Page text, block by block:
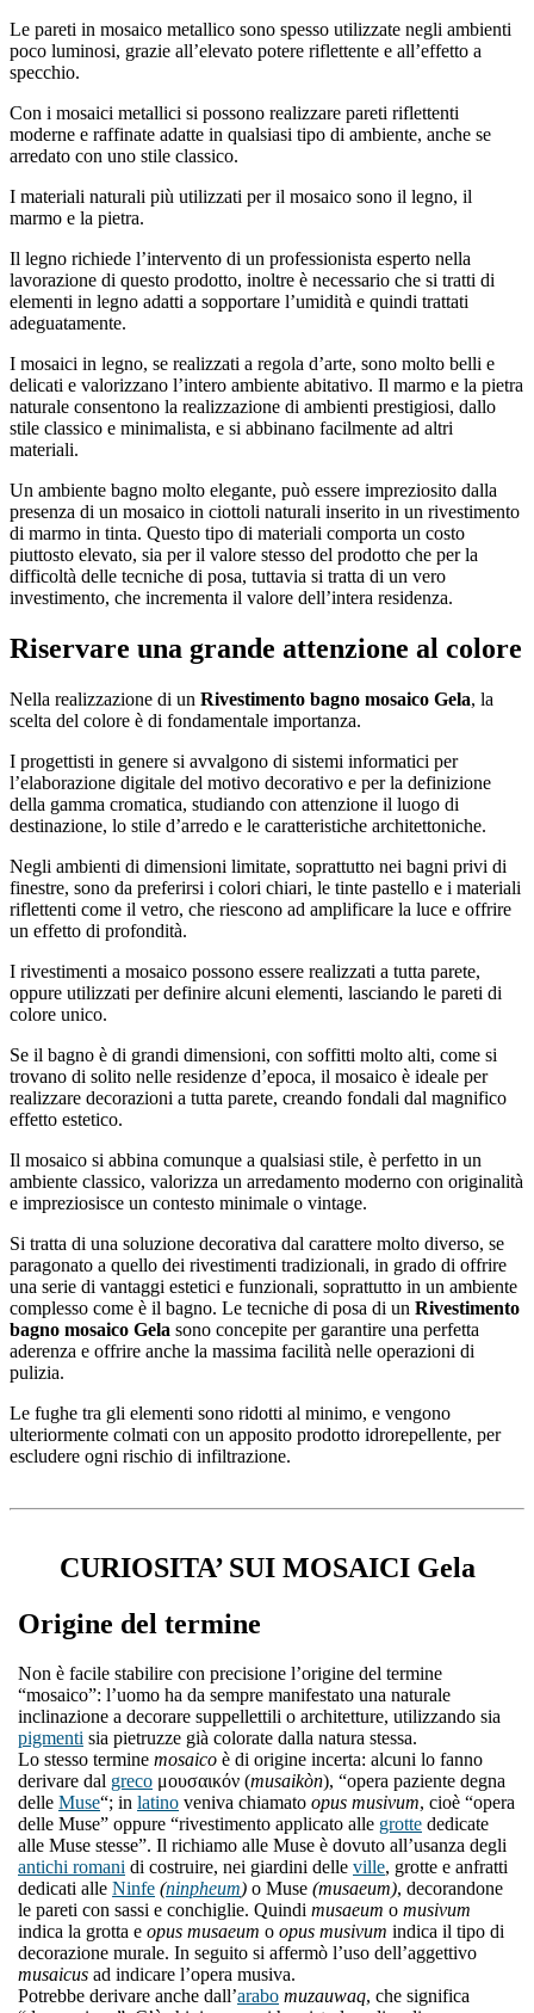
Le pareti in mosaico metallico sono spesso utilizzate negli ambienti
poco luminosi, grazie all’elevato potere riflettente e all’effetto a
specchio.
Con i mosaici metallici si possono realizzare pareti riflettenti
moderne e raffinate adatte in qualsiasi tipo di ambiente, anche se
arredato con uno stile classico.
I materiali naturali più utilizzati per il mosaico sono il legno, il
marmo e la pietra.
Il legno richiede l’intervento di un professionista esperto nella
lavorazione di questo prodotto, inoltre è necessario che si tratti di
elementi in legno adatti a sopportare l’umidità e quindi trattati
adeguatamente.
I mosaici in legno, se realizzati a regola d’arte, sono molto belli e
delicati e valorizzano l’intero ambiente abitativo. Il marmo e la pietra
naturale consentono la realizzazione di ambienti prestigiosi, dallo
stile classico e minimalista, e si abbinano facilmente ad altri
materiali.
Un ambiente bagno molto elegante, può essere impreziosito dalla
presenza di un mosaico in ciottoli naturali inserito in un rivestimento
di marmo in tinta. Questo tipo di materiali comporta un costo
piuttosto elevato, sia per il valore stesso del prodotto che per la
difficoltà delle tecniche di posa, tuttavia si tratta di un vero
investimento, che incrementa il valore dell’intera residenza.
Riservare una grande attenzione al colore
Nella realizzazione di un Rivestimento bagno mosaico Gela, la
scelta del colore è di fondamentale importanza.
I progettisti in genere si avvalgono di sistemi informatici per
l’elaborazione digitale del motivo decorativo e per la definizione
della gamma cromatica, studiando con attenzione il luogo di
destinazione, lo stile d’arredo e le caratteristiche architettoniche.
Negli ambienti di dimensioni limitate, soprattutto nei bagni privi di
finestre, sono da preferirsi i colori chiari, le tinte pastello e i materiali
riflettenti come il vetro, che riescono ad amplificare la luce e offrire
un effetto di profondità.
I rivestimenti a mosaico possono essere realizzati a tutta parete,
oppure utilizzati per definire alcuni elementi, lasciando le pareti di
colore unico.
Se il bagno è di grandi dimensioni, con soffitti molto alti, come si
trovano di solito nelle residenze d’epoca, il mosaico è ideale per
realizzare decorazioni a tutta parete, creando fondali dal magnifico
effetto estetico.
Il mosaico si abbina comunque a qualsiasi stile, è perfetto in un
ambiente classico, valorizza un arredamento moderno con originalità
e impreziosisce un contesto minimale o vintage.
Si tratta di una soluzione decorativa dal carattere molto diverso, se
paragonato a quello dei rivestimenti tradizionali, in grado di offrire
una serie di vantaggi estetici e funzionali, soprattutto in un ambiente
complesso come è il bagno. Le tecniche di posa di un Rivestimento
bagno mosaico Gela sono concepite per garantire una perfetta
aderenza e offrire anche la massima facilità nelle operazioni di
pulizia.
Le fughe tra gli elementi sono ridotti al minimo, e vengono
ulteriormente colmati con un apposito prodotto idrorepellente, per
escludere ogni rischio di infiltrazione.
CURIOSITA’ SUI MOSAICI Gela
Origine del termine
Non è facile stabilire con precisione l’origine del termine
“mosaico”: l’uomo ha da sempre manifestato una naturale
inclinazione a decorare suppellettili o architetture, utilizzando sia
pigmenti sia pietruzze già colorate dalla natura stessa.
Lo stesso termine mosaico è di origine incerta: alcuni lo fanno
derivare dal greco μουσαικόν (musaikòn), “opera paziente degna
delle Muse“; in latino veniva chiamato opus musivum, cioè “opera
delle Muse” oppure “rivestimento applicato alle grotte dedicate
alle Muse stesse”. Il richiamo alle Muse è dovuto all’usanza degli
antichi romani di costruire, nei giardini delle ville, grotte e anfratti
dedicati alle Ninfe (ninpheum) o Muse (musaeum), decorandone
le pareti con sassi e conchiglie. Quindi musaeum o musivum
indica la grotta e opus musaeum o opus musivum indica il tipo di
decorazione murale. In seguito si affermò l’uso dell’aggettivo
musaicus ad indicare l’opera musiva.
Potrebbe derivare anche dall’arabo muzauwaq, che significa